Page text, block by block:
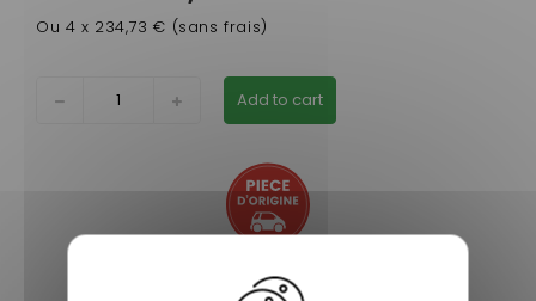
Ou 4 x 234,73 € (sans frais)
Add to cart